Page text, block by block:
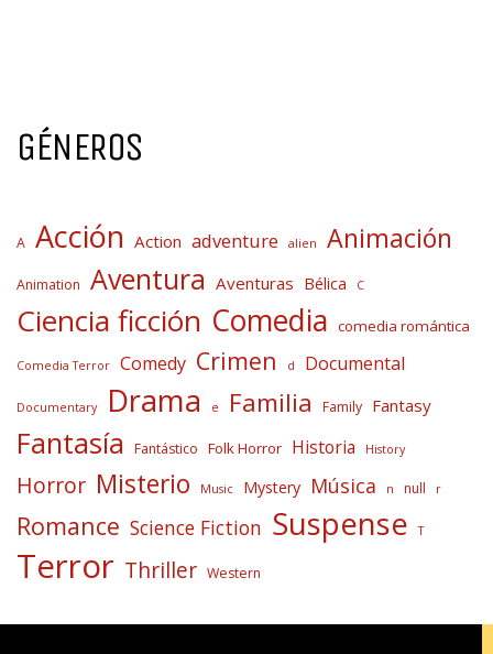
GÉNEROS
A Acción Action adventure alien Animación
Animation Aventura Aventuras Bélica C
Ciencia ficción Comedia comedia romántica
Comedia Terror Comedy Crimen d Documental
Documentary Drama e Familia Family Fantasy
Fantasía Fantástico Folk Horror Historia History
Horror Misterio Music Mystery Música n null r
Romance Science Fiction Suspense T
Terror Thriller Western